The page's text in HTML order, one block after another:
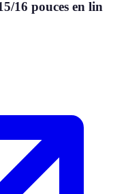
16 pouces en lin